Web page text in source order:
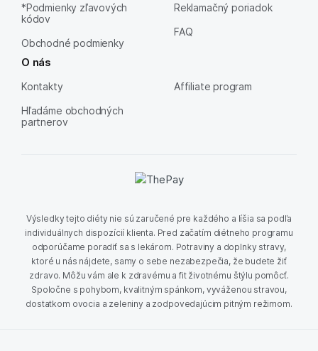
*Podmienky zľavových
kódov
Obchodné podmienky
Reklamačný poriadok
FAQ
O nás
Kontakty
Hľadáme obchodných
partnerov
Affiliate program
Výsledky tejto diéty nie sú zaručené pre každého a líšia sa podľa
individuálnych dispozícií klienta. Pred začatím diétneho programu
odporúčame poradiť sa s lekárom. Potraviny a doplnky stravy,
ktoré u nás nájdete, samy o sebe nezabezpečia, že budete žiť
zdravo. Môžu vám ale k zdravému a fit životnému štýlu pomôcť.
Spoločne s pohybom, kvalitným spánkom, vyváženou stravou,
dostatkom ovocia a zeleniny a zodpovedajúcim pitným režimom.